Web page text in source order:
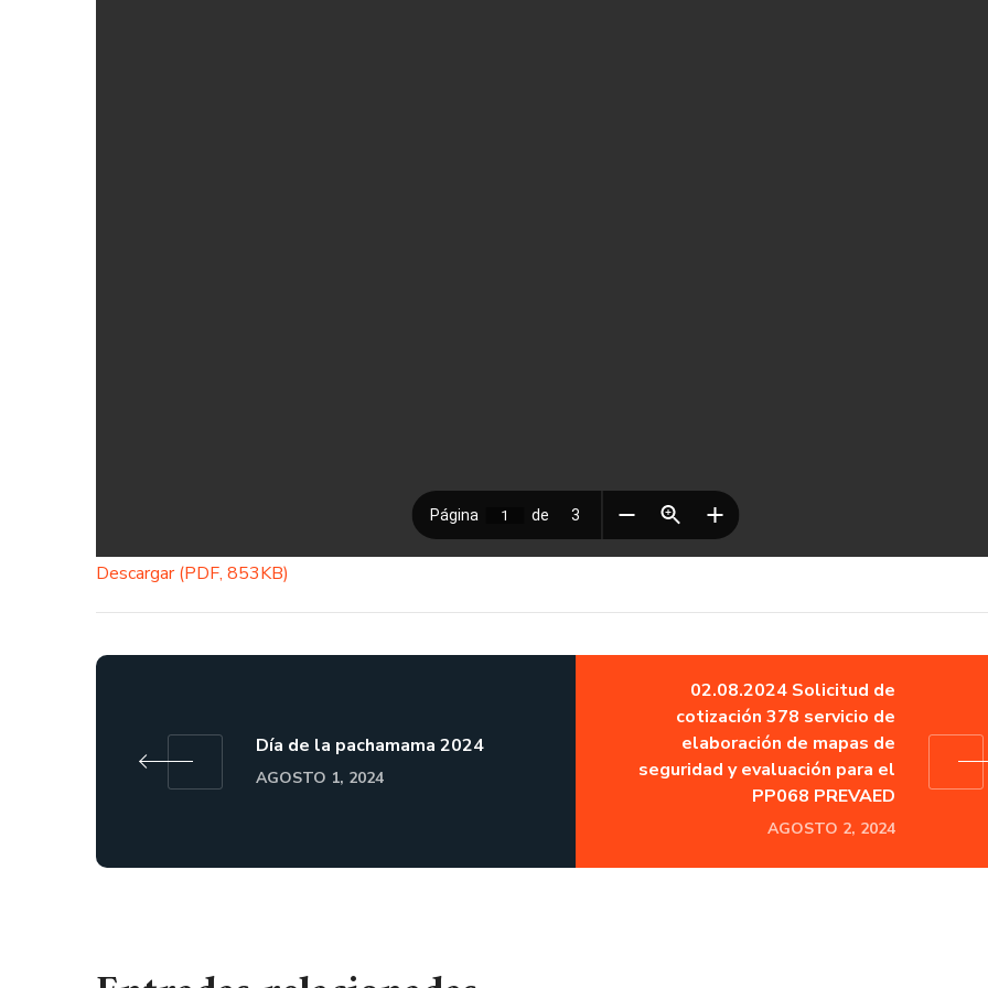
Descargar (PDF, 853KB)
Día de la pachamama 2024
AGOSTO 1, 2024
02.08.2024 Solicitud de
cotización 378 servicio de
elaboración de mapas de
seguridad y evaluación para el
PP068 PREVAED
AGOSTO 2, 2024